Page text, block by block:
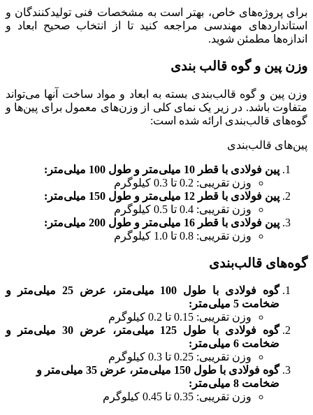
برای پروژه‌های خاص، بهتر است به مشخصات فنی تولیدکنندگان و
استانداردهای مهندسی مراجعه کنید تا از انتخاب صحیح ابعاد و
اندازه‌ها مطمئن شوید.
وزن پین و گوه قالب بندی
وزن پین و گوه قالب‌بندی بسته به ابعاد و مواد ساخت آنها می‌تواند
متفاوت باشد. در زیر یک نمای کلی از وزن‌های معمول برای پین‌ها و
گوه‌های قالب‌بندی ارائه شده است:
پین‌های قالب‌بندی
پین فولادی با قطر 10 میلی‌متر و طول 100 میلی‌متر:
وزن تقریبی: 0.2 تا 0.3 کیلوگرم
پین فولادی با قطر 12 میلی‌متر و طول 150 میلی‌متر:
وزن تقریبی: 0.4 تا 0.5 کیلوگرم
پین فولادی با قطر 16 میلی‌متر و طول 200 میلی‌متر:
وزن تقریبی: 0.8 تا 1.0 کیلوگرم
گوه‌های قالب‌بندی
گوه فولادی با طول 100 میلی‌متر، عرض 25 میلی‌متر و
ضخامت 5 میلی‌متر:
وزن تقریبی: 0.15 تا 0.2 کیلوگرم
گوه فولادی با طول 125 میلی‌متر، عرض 30 میلی‌متر و
ضخامت 6 میلی‌متر:
وزن تقریبی: 0.25 تا 0.3 کیلوگرم
گوه فولادی با طول 150 میلی‌متر، عرض 35 میلی‌متر و
ضخامت 8 میلی‌متر:
وزن تقریبی: 0.35 تا 0.45 کیلوگرم